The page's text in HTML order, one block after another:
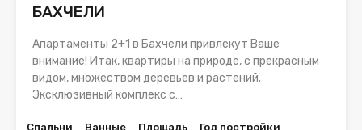
БАХЧЕЛИ
Апартаменты 2+1 в Бахчели привлекут Ваше
внимание! Итак, квартиры на природе, с прекрасным
видом, множеством деревьев и растений.
Эксклюзивный комплекс с…
Спальни
Ванные
Площадь
Год постройки